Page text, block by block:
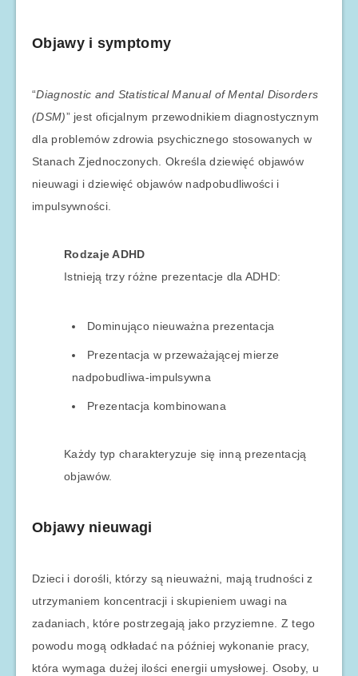
Objawy i symptomy
“Diagnostic and Statistical Manual of Mental Disorders
(DSM)” jest oficjalnym przewodnikiem diagnostycznym
dla problemów zdrowia psychicznego stosowanych w
Stanach Zjednoczonych. Określa dziewięć objawów
nieuwagi i dziewięć objawów nadpobudliwości i
impulsywności.
Rodzaje ADHD
Istnieją trzy różne prezentacje dla ADHD:
Dominująco nieuważna prezentacja
Prezentacja w przeważającej mierze
nadpobudliwa-impulsywna
Prezentacja kombinowana
Każdy typ charakteryzuje się inną prezentacją
objawów.
Objawy nieuwagi
Dzieci i dorośli, którzy są nieuważni, mają trudności z
utrzymaniem koncentracji i skupieniem uwagi na
zadaniach, które postrzegają jako przyziemne. Z tego
powodu mogą odkładać na później wykonanie pracy,
która wymaga dużej ilości energii umysłowej. Osoby, u